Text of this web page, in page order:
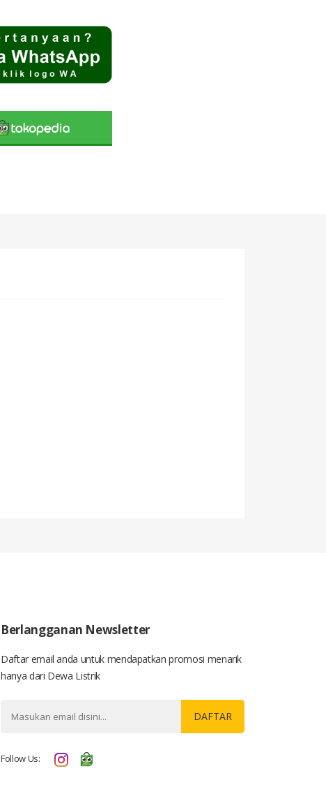
Berlangganan Newsletter
Daftar email anda untuk mendapatkan promosi menarik
hanya dari Dewa Listrik
DAFTAR
Follow Us: